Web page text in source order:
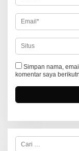
Simpan nama,
komentar saya
C